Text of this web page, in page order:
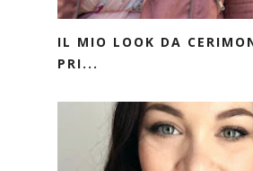
IL MIO LOOK DA
PRI...